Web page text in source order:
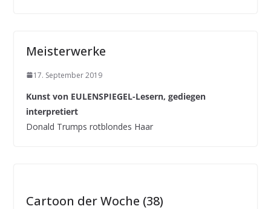
Meisterwerke
17. September 2019
Kunst von EULENSPIEGEL-Lesern, gediegen
interpretiert
Donald Trumps rotblondes Haar
Cartoon der Woche (38)